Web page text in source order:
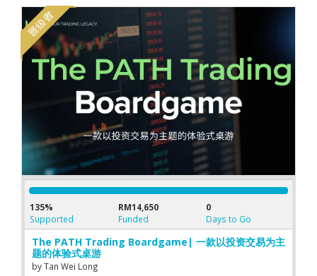
135%
Supported
RM14,650
Funded
0
Days to Go
The PATH Trading Boardgame| 一款以投资交易为主
题的体验式桌游
byTan Wei Long